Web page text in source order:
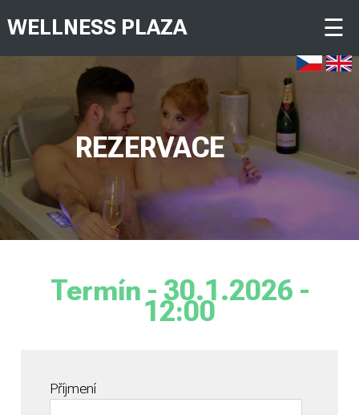
WELLNESS PLAZA ☰
REZERVACE
Termín - 30.1.2026 -
12:00
Příjmení